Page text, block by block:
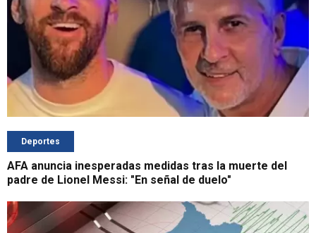
Deportes
AFA anuncia inesperadas medidas tras la muerte del
padre de Lionel Messi: "En señal de duelo"